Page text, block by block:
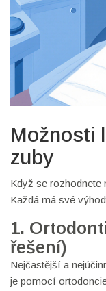
Možnosti
zuby
Když se rozhodnete
Každá má své
1.
řešení)
Nejčastější a
je pomocí